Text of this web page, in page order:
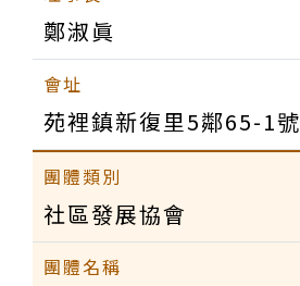
鄭淑眞
苑裡鎮新復里5鄰65-1號
社區發展協會